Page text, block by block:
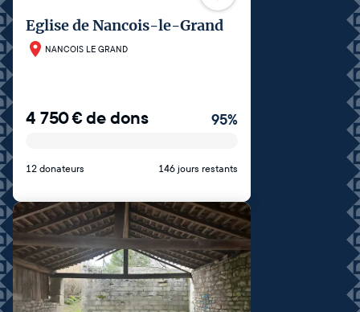
Eglise de Nancois-le-Grand
NANCOIS LE GRAND
4 750€de dons 95%
12 donateurs 146 jours restants